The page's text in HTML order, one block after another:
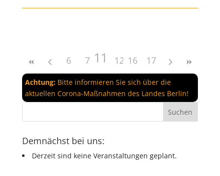
6 7 8 9 10
11 12 13 14 15
16 17
Achtung:Bitte informieren Sie sich über die
aktuellen Corona-Maßnahmen des Landes Berlin!
Demnächst bei uns:
Derzeit sind keine Veranstaltungen geplant.